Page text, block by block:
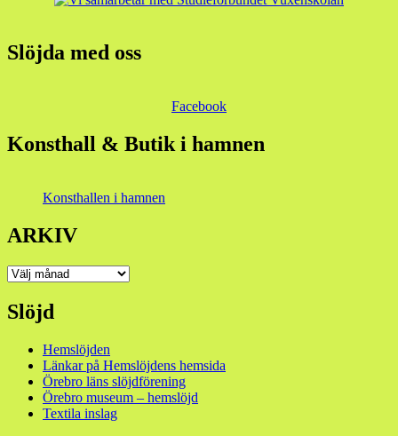
Slöjda med oss
Facebook
Konsthall & Butik i hamnen
Konsthallen i hamnen
ARKIV
ARKIV
Slöjd
Hemslöjden
Länkar på Hemslöjdens hemsida
Örebro läns slöjdförening
Örebro museum – hemslöjd
Textila inslag